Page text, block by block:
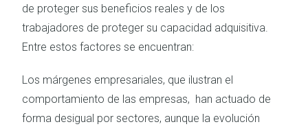
de proteger sus beneficios reales y de los
trabajadores de proteger su capacidad adquisitiva.
Entre estos factores se encuentran:
Los márgenes empresariales, que ilustran el
comportamiento de las empresas, han actuado de
forma desigual por sectores, aunque la evolución